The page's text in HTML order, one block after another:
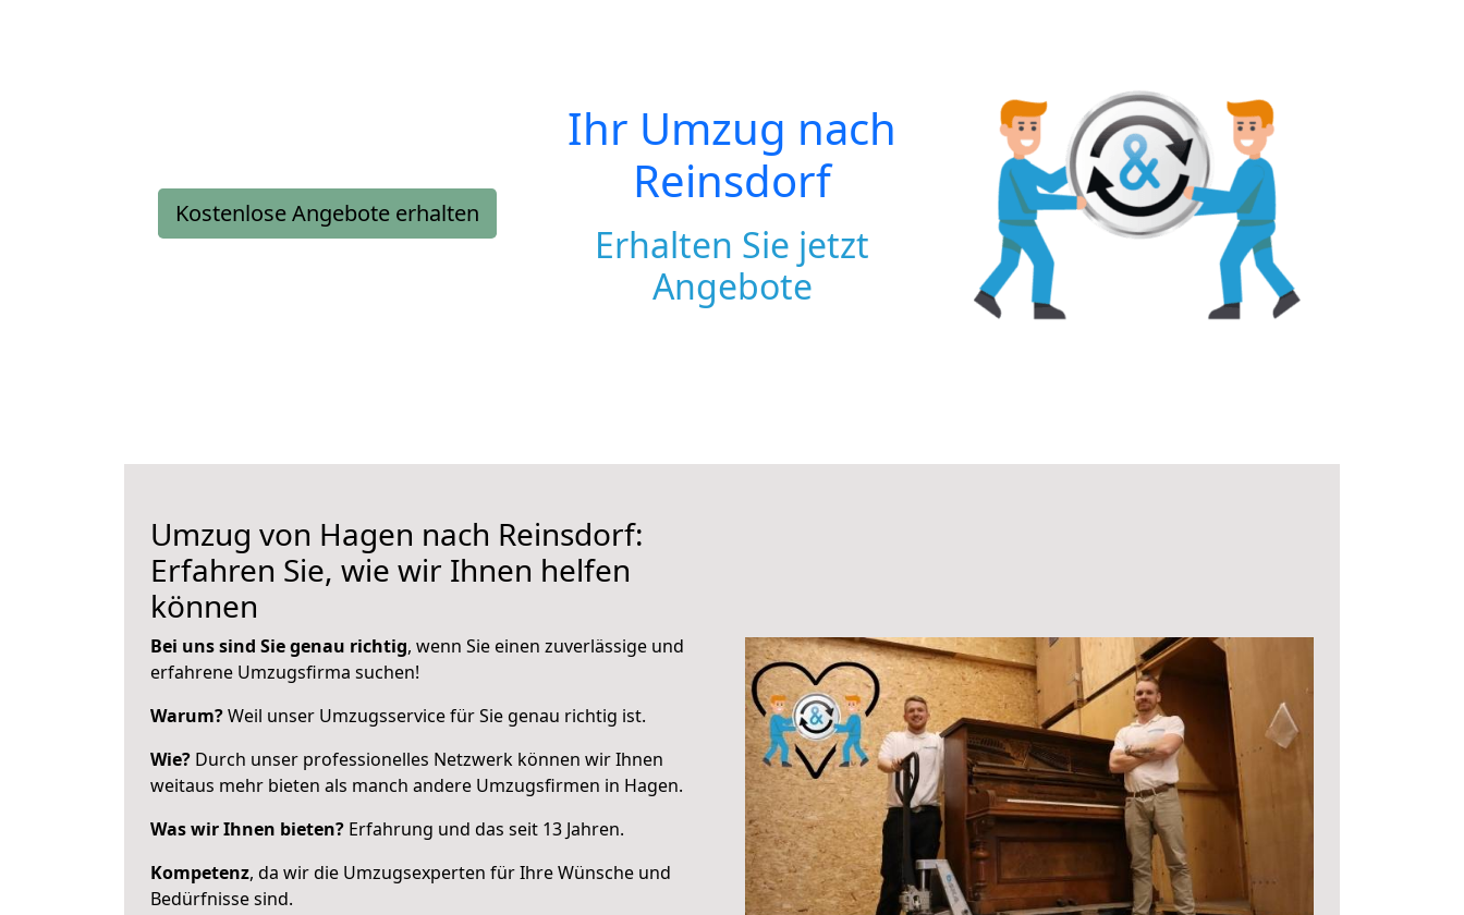
Kostenlose Angebote erhalten
Ihr Umzug nach
Reinsdorf
Erhalten Sie jetzt
Angebote
Umzug von Hagen nach Reinsdorf:
Erfahren Sie, wie wir Ihnen helfen
können
Bei uns sind Sie genau richtig, wenn Sie einen zuverlässige und
erfahrene Umzugsfirma suchen!
Warum?Weil unser Umzugsservice für Sie genau richtig ist.
Wie? Durch unser professionelles Netzwerk können wir Ihnen
weitaus mehr bieten als manch andere Umzugsfirmen in Hagen.
Was wir Ihnen bieten? Erfahrung und das seit 13 Jahren.
Kompetenz, da wir die Umzugsexperten für Ihre Wünsche und
Bedürfnisse sind.